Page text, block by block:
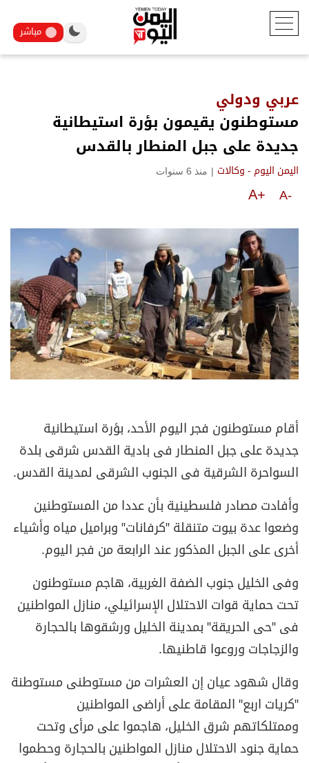
مباشر
عربي ودولي
مستوطنون يقيمون بؤرة استيطانية
جديدة على جبل المنطار بالقدس
اليمن اليوم - وكالات | منذ 6 سنوات
A-
A+
أقام مستوطنون فجر اليوم الأحد، بؤرة استيطانية
جديدة على جبل المنطار فى بادية القدس شرقى بلدة
السواحرة الشرقية فى الجنوب الشرقى لمدينة القدس.
وأفادت مصادر فلسطينية بأن عددا من المستوطنين
وضعوا عدة بيوت متنقلة "كرفانات" وبراميل مياه وأشياء
أخرى على الجبل المذكور عند الرابعة من فجر اليوم.
وفى الخليل جنوب الضفة الغربية، هاجم مستوطنون
تحت حماية قوات الاحتلال الإسرائيلي، منازل المواطنين
فى "حى الحريقة" بمدينة الخليل ورشقوها بالحجارة
والزجاجات وروعوا قاطنيها.
وقال شهود عيان إن العشرات من مستوطنى مستوطنة
"كريات اربع" المقامة على أراضى المواطنين
وممتلكاتهم شرق الخليل، هاجموا على مرأى وتحت
حماية جنود الاحتلال منازل المواطنين بالحجارة وحطموا